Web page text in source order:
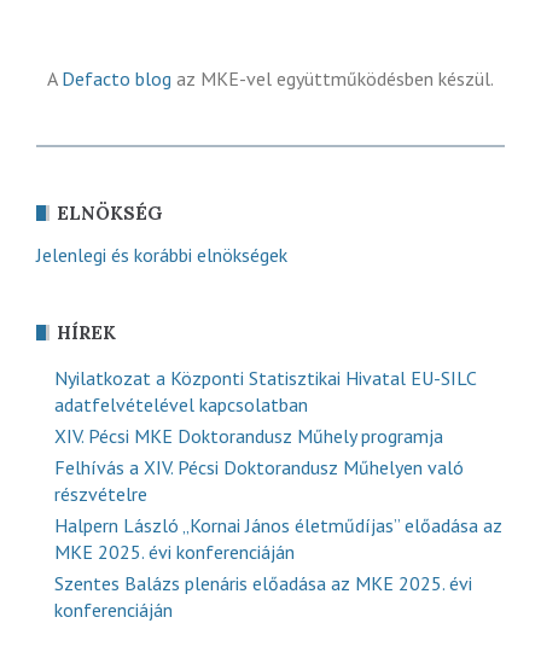
A Defacto blog az MKE-vel együttműködésben készül.
ELNÖKSÉG
Jelenlegi és korábbi elnökségek
HÍREK
Nyilatkozat a Központi Statisztikai Hivatal EU-SILC
adatfelvételével kapcsolatban
XIV. Pécsi MKE Doktorandusz Műhely programja
Felhívás a XIV. Pécsi Doktorandusz Műhelyen való
részvételre
Halpern László „Kornai János életműdíjas” előadása az
MKE 2025. évi konferenciáján
Szentes Balázs plenáris előadása az MKE 2025. évi
konferenciáján